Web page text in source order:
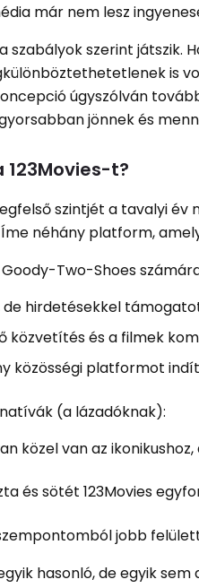
már nem lesz
szabályok szerint játszik.
is
úgyszólván
jönnek és
t?
szintjét a tavalyi
néhány platform,
Two-Shoes
de hirdetésekkel
közvetítés és a filmek
közösségi platformot
(a lázadóknak):
közel van az
és sötét 123Movies
jobb
hasonló, de egyik